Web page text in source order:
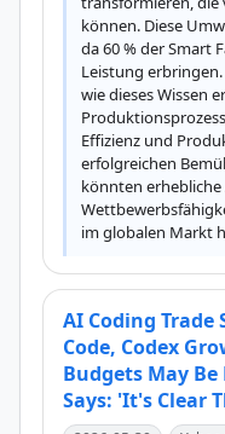
können. Diese
da 60 % der Smart
Leistung
wie dieses Wissen
Effizienz und
erfolgreichen
könnten
im globalen Markt
AI Coding Trade
Code, Codex
Budgets May
Says: 'It's Clear